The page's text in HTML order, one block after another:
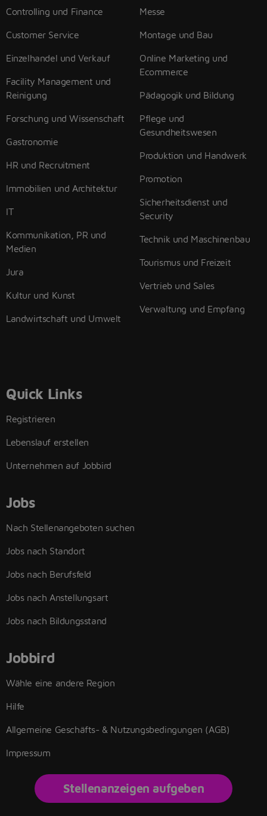
Controlling und Finance
Customer Service
Einzelhandel und Verkauf
Facility Management und
Reinigung
Forschung und Wissenschaft
Gastronomie
HR und Recruitment
Immobilien und Architektur
IT
Kommunikation, PR und
Medien
Jura
Kultur und Kunst
Landwirtschaft und Umwelt
Messe
Montage und Bau
Online Marketing und
Ecommerce
Pädagogik und Bildung
Pflege und
Gesundheitswesen
Produktion und Handwerk
Promotion
Sicherheitsdienst und
Security
Technik und Maschinenbau
Tourismus und Freizeit
Vertrieb und Sales
Verwaltung und Empfang
Quick Links
Registrieren
Lebenslauf erstellen
Unternehmen auf Jobbird
Jobs
Nach Stellenangeboten suchen
Jobs nach Standort
Jobs nach Berufsfeld
Jobs nach Anstellungsart
Jobs nach Bildungsstand
Jobbird
Wähle eine andere Region
Hilfe
Allgemeine Geschäfts- & Nutzungsbedingungen (AGB)
Impressum
Stellenanzeigen aufgeben